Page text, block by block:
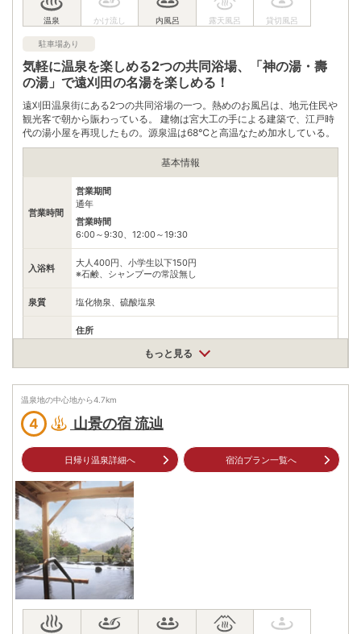
※ 掲載情報は変更になる場合があります。最新の内容はご利用前にご自身でお
問合せください。
※ 料金情報は税込・税抜表記が混ざっております。正しい金額はご利用前にご
自身でお問合せください。
駐車場あり
気軽に温泉を楽しめる2つの共同浴場、「神の湯・壽
の湯」で遠刈田の名湯を楽しめる！
遠刈田温泉街にある2つの共同浴場の一つ。熱めのお風呂は、地元住民や
観光客で朝から賑わっている。 建物は宮大工の手による建築で、江戸時
代の湯小屋を再現したもの。源泉温は68℃と高温なため加水している。
基本情報
営業時間
営業期間
通年
営業時間
6:00～9:30、12:00～19:30
入浴料
大人400円、小学生以下150円
※石鹸、シャンプーの常設無し
泉質 塩化物泉、硫酸塩泉
アクセス
住所
宮城県蔵王町遠刈田温泉旭町5-1
公共交通機関
駐車場
電話番号 0224341990
※ 掲載情報は変更になる場合があります。最新の内容はご利用前にご自身でお
問合せください。
※ 料金情報は税込・税抜表記が混ざっております。正しい金額はご利用前にご
自身でお問合せください。
もっと見る
温泉地の中心地から4.7km
4 山景の宿 流辿
日帰り温泉詳細へ 宿泊プラン一覧へ